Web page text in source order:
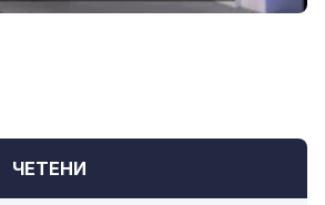
ЧЕТЕНИ